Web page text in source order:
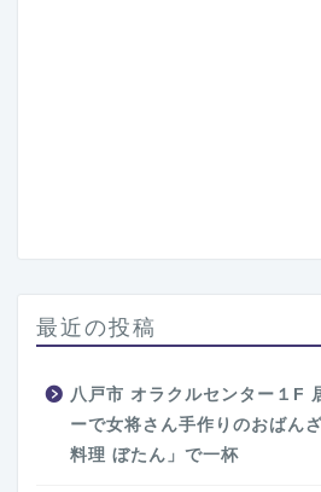
最近の投稿
八戸市 オラクルセンター１F
ーで女将さん手作りのおばん
料理 ぼたん」で一杯